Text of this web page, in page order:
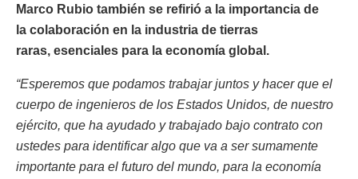
Marco Rubio también se refirió a la importancia de
la colaboración en la industria de tierras
raras, esenciales para la economía global.
“Esperemos que podamos trabajar juntos y hacer que el
cuerpo de ingenieros de los Estados Unidos, de nuestro
ejército, que ha ayudado y trabajado bajo contrato con
ustedes para identificar algo que va a ser sumamente
importante para el futuro del mundo, para la economía